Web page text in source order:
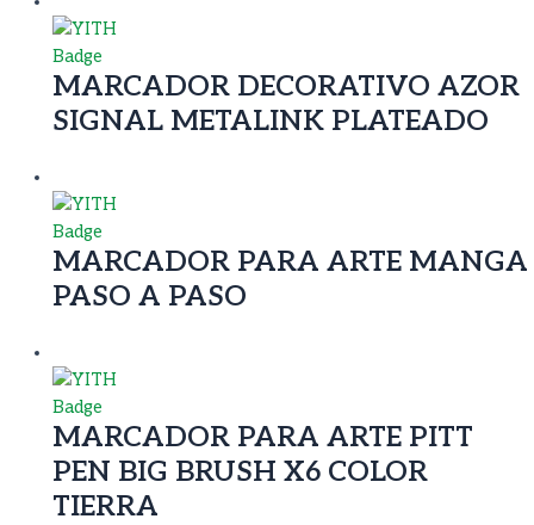
MARCADOR DECORATIVO AZOR
SIGNAL METALINK PLATEADO
MARCADOR PARA ARTE MANGA
PASO A PASO
MARCADOR PARA ARTE PITT
PEN BIG BRUSH X6 COLOR
TIERRA